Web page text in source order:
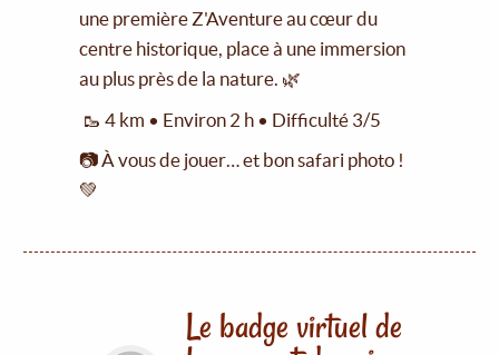
une première Z'Aventure au cœur du
centre historique, place à une immersion
au plus près de la nature. 🌿
🥾 4 km • Environ 2 h • Difficulté 3/5
📷 À vous de jouer… et bon safari photo !
💚
Le badge virtuel de